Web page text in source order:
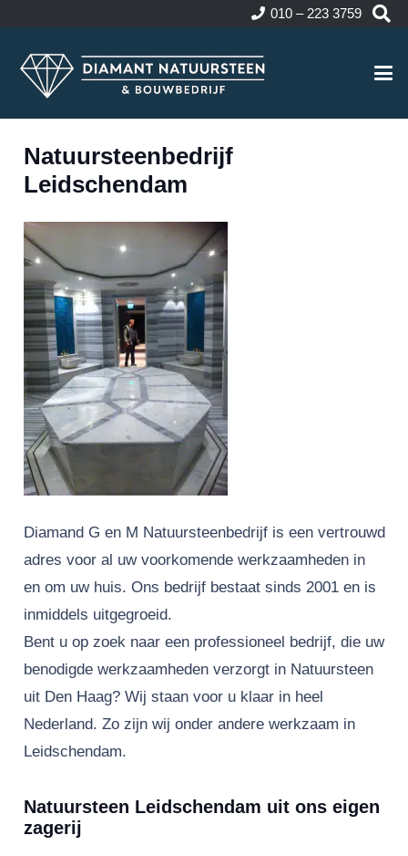
010 – 223 3759
Natuursteenbedrijf
Leidschendam
Diamand G en M Natuursteenbedrijf is een vertrouwd
adres voor al uw voorkomende werkzaamheden in
en om uw huis. Ons bedrijf bestaat sinds 2001 en is
inmiddels uitgegroeid.
Bent u op zoek naar een professioneel bedrijf, die uw
benodigde werkzaamheden verzorgt in Natuursteen
uit Den Haag? Wij staan voor u klaar in heel
Nederland. Zo zijn wij onder andere werkzaam in
Leidschendam.
Natuursteen Leidschendam uit ons eigen
zagerij